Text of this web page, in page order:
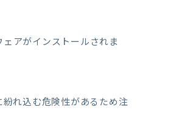
アがインストールされま
れ込む危険性があるため注